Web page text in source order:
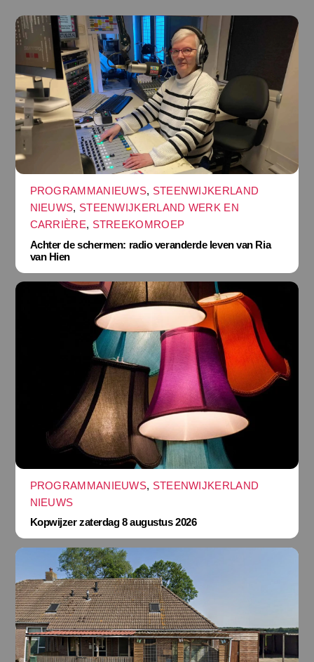
PROGRAMMANIEUWS, STEENWIJKERLAND
NIEUWS, STEENWIJKERLAND WERK EN
CARRIÈRE, STREEKOMROEP
Achter de schermen: radio veranderde leven van Ria
van Hien
PROGRAMMANIEUWS, STEENWIJKERLAND
NIEUWS
Kopwijzer zaterdag 8 augustus 2026